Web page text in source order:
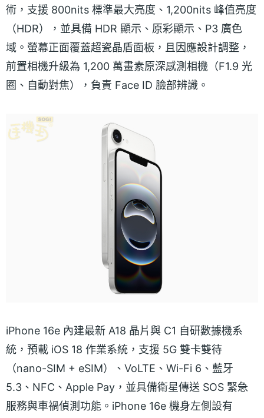
術，支援 800nits 標準最大亮度、1,200nits 峰值亮度
（HDR），並具備 HDR 顯示、原彩顯示、P3 廣色
域。螢幕正面覆蓋超瓷晶盾面板，且因應設計調整，
前置相機升級為 1,200 萬畫素原深感測相機（F1.9 光
圈、自動對焦），負責 Face ID 臉部辨識。
iPhone 16e 內建最新 A18 晶片與 C1 自研數據機系
統，預載 iOS 18 作業系統，支援 5G 雙卡雙待
（nano-SIM + eSIM）、VoLTE、Wi-Fi 6、藍牙
5.3、NFC、Apple Pay，並具備衛星傳送 SOS 緊急
服務與車禍偵測功能。iPhone 16e 機身左側設有